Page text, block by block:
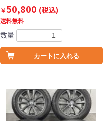
￥50,800 (税込)
送料無料
数量
カートに入れる